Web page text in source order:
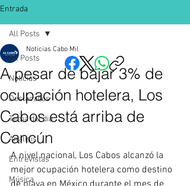
Entrada
All Posts
Noticias
Destacados
Tema del dia
Analisis
Entrevistas
Música
All Posts
A pesar de bajar 3% de
ocupación hotelera, Los
Cabos está arriba de
Cancún
Noticias Cabo Mil
A nivel nacional, Los Cabos alcanzó la
mejor ocupación hotelera como destino